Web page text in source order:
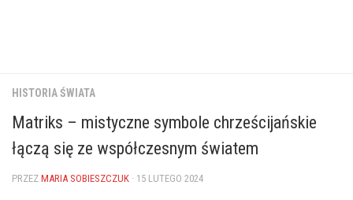
HISTORIA ŚWIATA
Matriks – mistyczne symbole chrześcijańskie
łączą się ze współczesnym światem
PRZEZ MARIA SOBIESZCZUK · 15 LUTEGO 2024